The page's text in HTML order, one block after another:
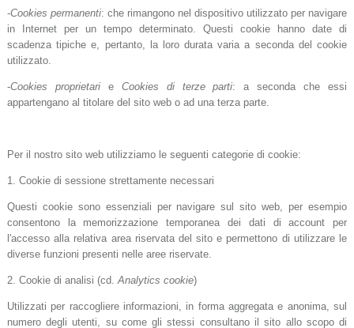
-Cookies permanenti: che rimangono nel dispositivo utilizzato per navigare
in Internet per un tempo determinato. Questi cookie hanno date di
scadenza tipiche e, pertanto, la loro durata varia a seconda del cookie
utilizzato.
-Cookies proprietarie Cookies di terze parti: a seconda che essi
appartengano al titolare del sito web o ad una terza parte.
Per il nostro sito web utilizziamo le seguenti categorie di cookie:
1. Cookie di sessione strettamente necessari
Questi cookie sono essenziali per navigare sul sito web, per esempio
consentono la memorizzazione temporanea dei dati di account per
l'accesso alla relativa area riservata del sito e permettono di utilizzare le
diverse funzioni presenti nelle aree riservate.
2. Cookie di analisi (cd. Analytics cookie)
Utilizzati per raccogliere informazioni, in forma aggregata e anonima, sul
numero degli utenti, su come gli stessi consultano il sito allo scopo di